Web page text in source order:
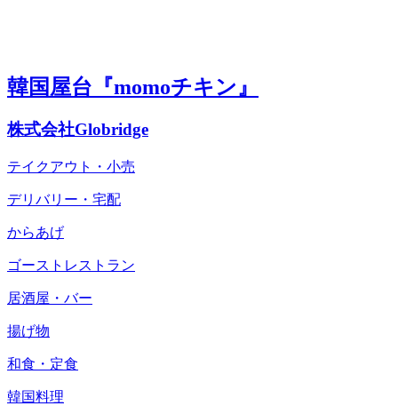
韓国屋台『momoチキン』
株式会社Globridge
テイクアウト・小売
デリバリー・宅配
からあげ
ゴーストレストラン
居酒屋・バー
揚げ物
和食・定食
韓国料理